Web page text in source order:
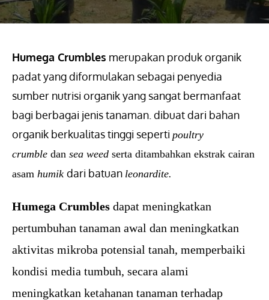
Humega Crumbles merupakan produk organik
padat yang diformulakan sebagai penyedia
sumber nutrisi organik yang sangat bermanfaat
bagi berbagai jenis tanaman. dibuat dari bahan
organik berkualitas tinggi seperti poultry
crumble dan sea weed serta ditambahkan ekstrak cairan
asam humik dari batuan leonardite.
Humega Crumbles dapat meningkatkan
pertumbuhan tanaman awal dan meningkatkan
aktivitas mikroba potensial tanah, memperbaiki
kondisi media tumbuh, secara alami
meningkatkan ketahanan tanaman terhadap